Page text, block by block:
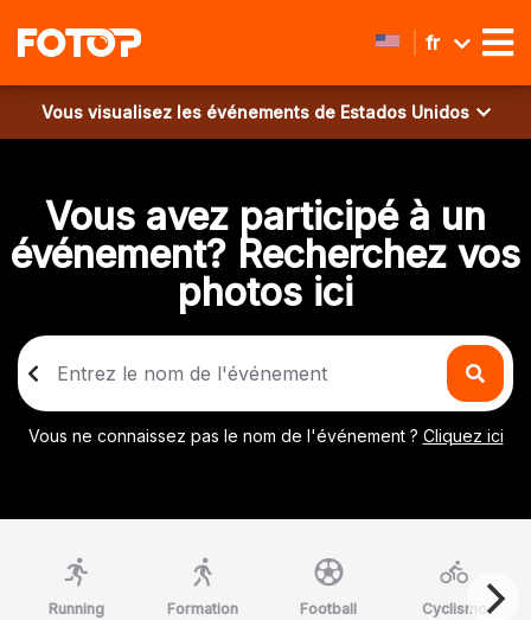
fr
Vous visualisez les événements de Estados Unidos
Vous avez participé à un
événement? Recherchez vos
photos ici
Vous ne connaissez pas le nom de l'événement ? Cliquez ici
Running Formation Football Cyclismo